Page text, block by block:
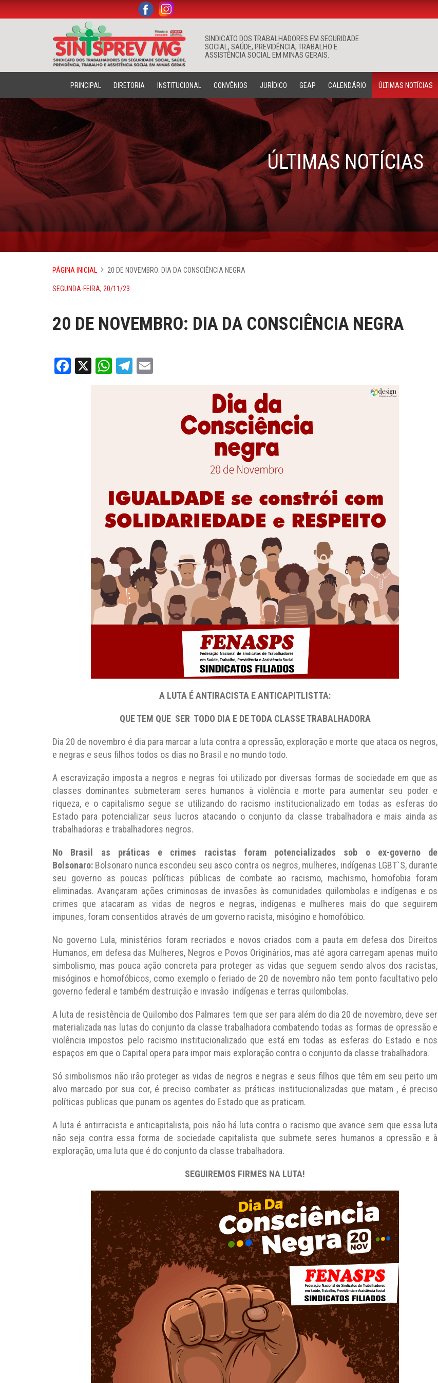
SINDICATO DOS TRABALHADORES EM SEGURIDADE
SOCIAL, SAÚDE, PREVIDÊNCIA, TRABALHO E
ASSISTÊNCIA SOCIAL EM MINAS GERAIS.
Buscar
. .
PRINCIPAL DIRETORIA INSTITUCIONAL CONVÊNIOS JURÍDICO GEAP CALENDÁRIO ÚLTIMAS NOTÍCIAS
ÚLTIMAS NOTÍCIAS
PÁGINA INICIAL 20 DE NOVEMBRO: DIA DA CONSCIÊNCIA NEGRA
SEGUNDA-FEIRA, 20/11/23
20 DE NOVEMBRO: DIA DA CONSCIÊNCIA NEGRA
Facebook
X WhatsApp
Telegram
A LUTA É ANTIRACISTA E ANTICAPITLISTTA:
QUE TEM QUE SER TODO DIA E DE TODA CLASSE TRABALHADORA
Dia 20 de novembro é dia para marcar a luta contra a opressão, exploração e morte que ataca os negros,
e negras e seus filhos todos os dias no Brasil e no mundo todo.
A escravização imposta a negros e negras foi utilizado por diversas formas de sociedade em que as
classes dominantes submeteram seres humanos à violência e morte para aumentar seu poder e
riqueza, e o capitalismo segue se utilizando do racismo institucionalizado em todas as esferas do
Estado para potencializar seus lucros atacando o conjunto da classe trabalhadora e mais ainda as
trabalhadoras e trabalhadores negros.
No Brasil as práticas e crimes racistas foram potencializados sob o ex-governo de
Bolsonaro: Bolsonaro nunca escondeu seu asco contra os negros, mulheres, indígenas LGBT`S, durante
seu governo as poucas políticas públicas de combate ao racismo, machismo, homofobia foram
eliminadas. Avançaram ações criminosas de invasões às comunidades quilombolas e indígenas e os
crimes que atacaram as vidas de negros e negras, indígenas e mulheres mais do que seguirem
impunes, foram consentidos através de um governo racista, misógino e homofóbico.
No governo Lula, ministérios foram recriados e novos criados com a pauta em defesa dos Direitos
Humanos, em defesa das Mulheres, Negros e Povos Originários, mas até agora carregam apenas muito
simbolismo, mas pouca ação concreta para proteger as vidas que seguem sendo alvos dos racistas,
misóginos e homofóbicos, como exemplo o feriado de 20 de novembro não tem ponto facultativo pelo
governo federal e também destruição e invasão indígenas e terras quilombolas.
A luta de resistência de Quilombo dos Palmares tem que ser para além do dia 20 de novembro, deve ser
materializada nas lutas do conjunto da classe trabalhadora combatendo todas as formas de opressão e
violência impostos pelo racismo institucionalizado que está em todas as esferas do Estado e nos
espaços em que o Capital opera para impor mais exploração contra o conjunto da classe trabalhadora.
Só simbolismos não irão proteger as vidas de negros e negras e seus filhos que têm em seu peito um
alvo marcado por sua cor, é preciso combater as práticas institucionalizadas que matam , é preciso
políticas publicas que punam os agentes do Estado que as praticam.
A luta é antirracista e anticapitalista, pois não há luta contra o racismo que avance sem que essa luta
não seja contra essa forma de sociedade capitalista que submete seres humanos a opressão e à
exploração, uma luta que é do conjunto da classe trabalhadora.
SEGUIREMOS FIRMES NA LUTA!